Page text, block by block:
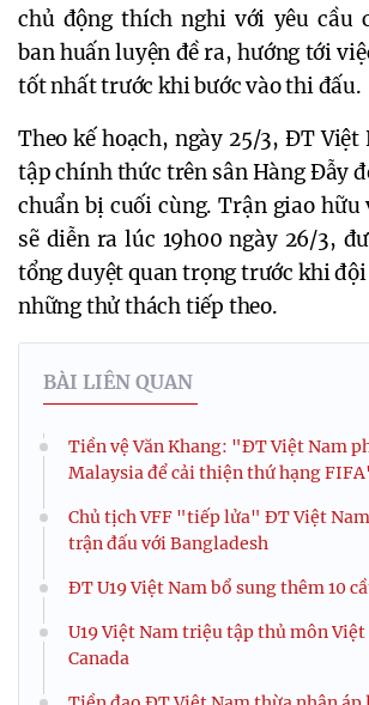
chủ động thích nghi với yêu cầu
ban huấn luyện đề ra, hướng tới
tốt nhất trước khi bước vào thi đấu.
Theo kế hoạch, ngày 25/3, ĐT Việt
tập chính thức trên sân Hàng Đẫy
chuẩn bị cuối cùng. Trận giao hữu
sẽ diễn ra lúc 19h00 ngày 26/3,
tổng duyệt quan trọng trước khi
những thử thách tiếp theo.
BÀI LIÊN QUAN
Tiền vệ Văn Khang: "ĐT Việt Nam
Malaysia để cải thiện thứ hạng
Chủ tịch VFF "tiếp lửa" ĐT Việt
trận đấu với Bangladesh
ĐT U19 Việt Nam bổ sung thêm 10
U19 Việt Nam triệu tập thủ môn
Canada